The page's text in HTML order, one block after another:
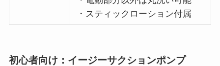
・スティックローション付属
初心者向け：イージーサクションポンプ